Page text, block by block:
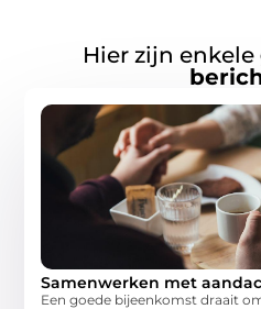
Hier zijn enkele
Samenwerken met
Een goede bijeenkomst draait